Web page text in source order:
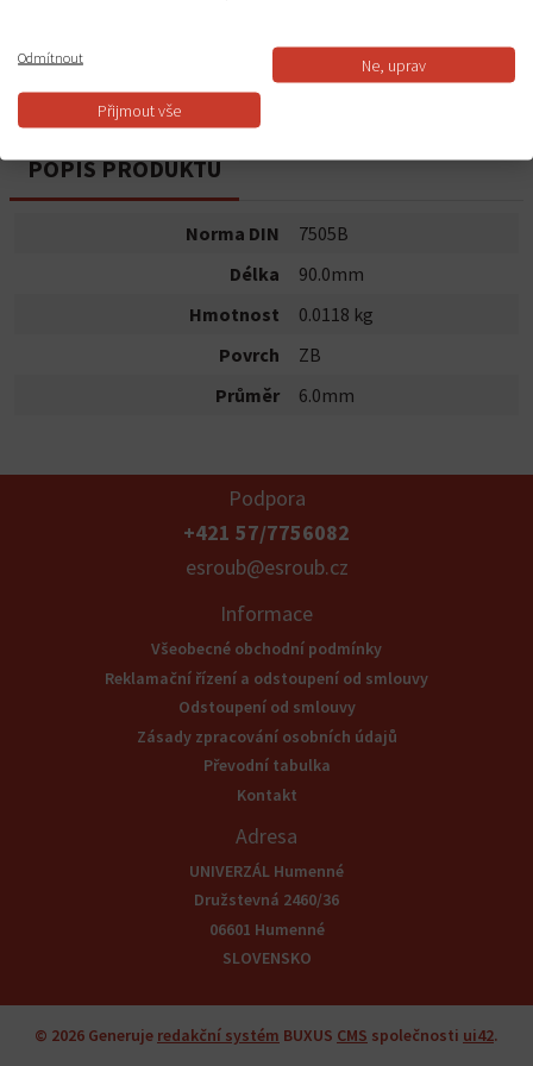
Dostupnost:Skladem
POPIS PRODUKTU
Norma DIN
7505B
Délka
90.0mm
Hmotnost
0.0118 kg
Povrch
ZB
Průměr
6.0mm
Podpora
+421 57/7756082
esroub@esroub.cz
Informace
Všeobecné obchodní podmínky
Reklamační řízení a odstoupení od smlouvy
Odstoupení od smlouvy
Zásady zpracování osobních údajů
Převodní tabulka
Kontakt
Adresa
UNIVERZÁL Humenné
Družstevná 2460/36
06601 Humenné
SLOVENSKO
© 2026 Generuje redakční systém BUXUS CMS společnosti ui42.
Odmítnout Ne, uprav
Přijmout vše